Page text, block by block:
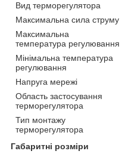
Вид терморегулятора
Максимальна сила струму
Максимальна
температура регулювання
Мінімальна температура
регулювання
Напруга мережі
Область застосування
терморегулятора
Тип монтажу
терморегулятора
Габаритні розміри